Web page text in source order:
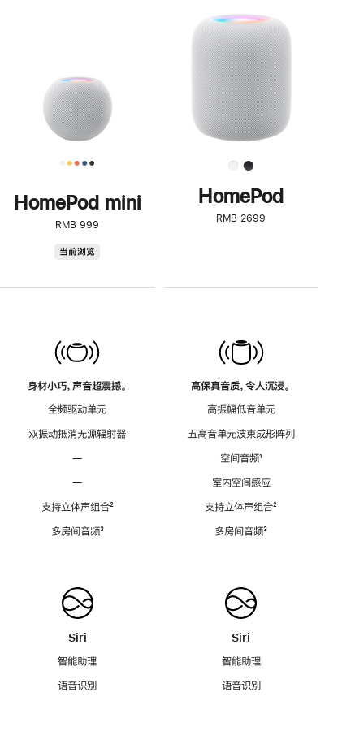
HomePod mini
RMB 999
当前浏览
身材小巧，声音超震撼。
全频驱动单元
双振动抵消无源辐射器
—
—
支持立体声组合脚
²
多房间音频脚
³
Siri
智能助理
语音识别
步
了
解
HomePod<
HomePod
RMB 2699
高保真音质，令人沉浸。
高振幅低音单元
五高音单元波束成形阵列
空间音频脚
¹
室内空间感应
支持立体声组合脚
²
多房间音频脚
³
Siri
智能助理
语音识别